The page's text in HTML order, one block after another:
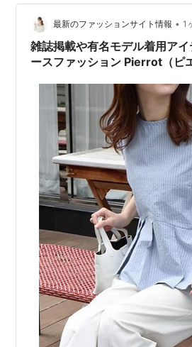
最新のファッションサイト情報 • 1
雑誌掲載や有名モデル着用ア
ースファッション Pierrot（ピ